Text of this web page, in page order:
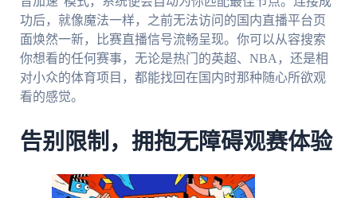
功后，就像魔法一样，之前无法访问的国内直播平台页
面焕然一新，比赛直播信号流畅呈现。你可以从容搜索
你想看的任何赛事，无论是热门的英超、NBA，还是相
对小众的体育项目，都能找回在国内时那种随心所欲观
看的感觉。
告别限制，拥抱无障碍观赛体验